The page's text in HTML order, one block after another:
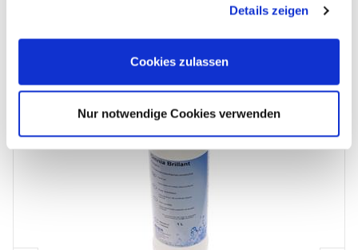
Details zeigen
Cookies zulassen
Nur notwendige Cookies verwenden
Passendes Zubehör von ALLPAX
Zubehör überspringen
Topseller